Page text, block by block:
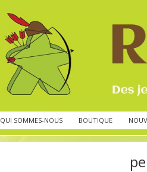
QUI SOMMES-NOUS BOUTIQUE